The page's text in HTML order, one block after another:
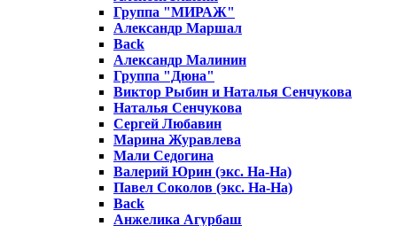
Группа "МИРАЖ"
Александр Маршал
Back
Александр Малинин
Группа "Дюна"
Виктор Рыбин и Наталья Сенчукова
Наталья Сенчукова
Сергей Любавин
Марина Журавлева
Мали Седогина
Валерий Юрин (экс. На-На)
Павел Соколов (экс. На-На)
Back
Анжелика Агурбаш